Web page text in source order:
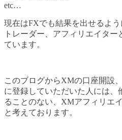
etc…
現在はFXでも結果を出せるよ
トレーダー、アフィリエイタ
ています。
このブログからXMの口座開設
に登録していただいた人には、
ることのない、XMアフィリエ
と考えております。